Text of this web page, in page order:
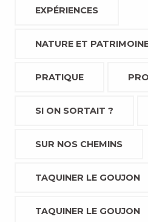
EXPÉRIENCES
NATURE ET
PRATIQUE
SI ON SORTAIT ?
SUR NOS CHEMINS
TAQUINER LE GOUJON
TAQUINER LE GOUJON